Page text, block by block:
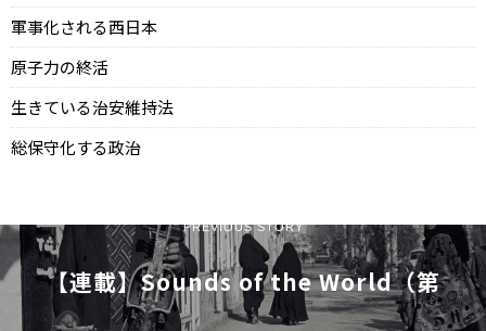
軍事化される西日本
原子力の終活
生きている治安維持法
総保守化する政治
PREVIOUS STORY
【連載】Sounds of the World（第